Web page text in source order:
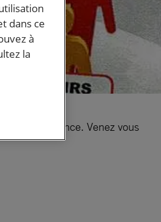
Anatole France. Venez vous
dans ce
à
la